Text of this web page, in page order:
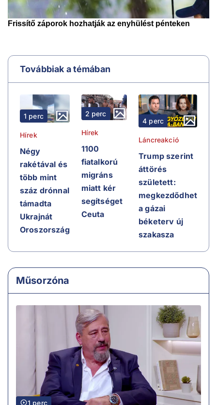
Továbbiak a témában
1 perc
Hírek
Négy
rakétával és
több mint
száz drónnal
támadta
Ukrajnát
Oroszország
2 perc
Hírek
1100
fiatalkorú
migráns
miatt kér
segítséget
Ceuta
4 perc
Láncreakció
Trump szerint
áttörés
született:
megkezdődhet
a gázai
béketerv új
szakasza
Műsorzóna
1 perc